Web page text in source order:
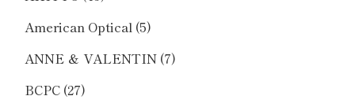
American Optical (5)
ANNE ＆ VALENTIN (7)
BCPC (27)